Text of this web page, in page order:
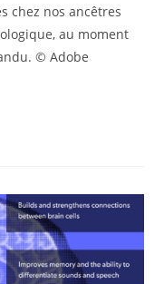
chez nos ancêtres
au moment
© Adobe